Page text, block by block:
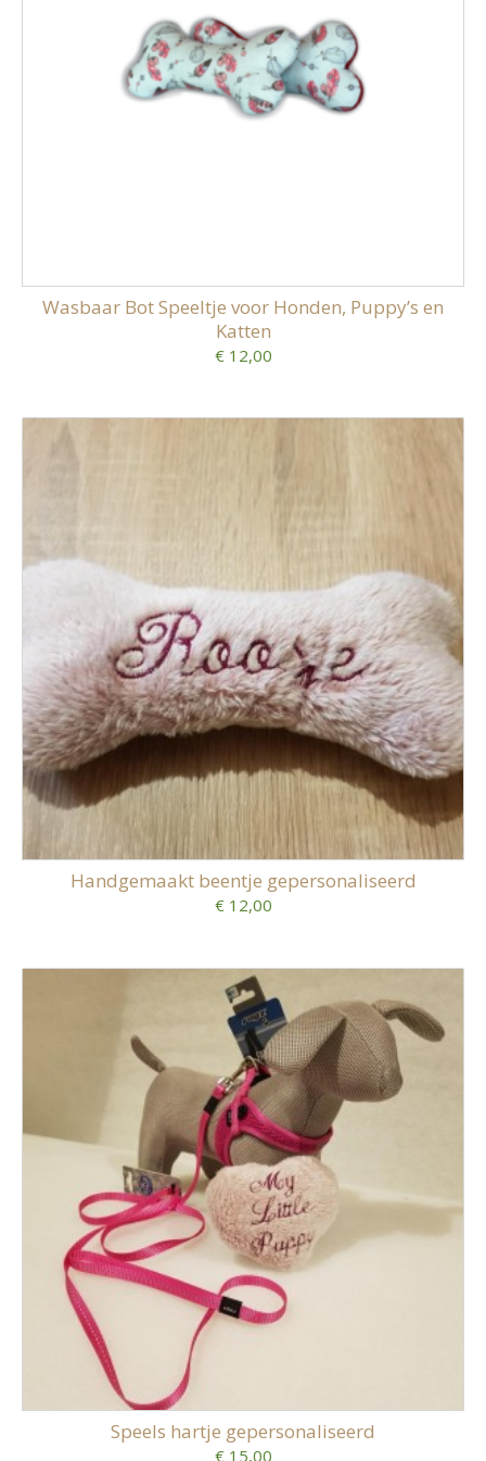
Wasbaar Bot Speeltje voor Honden, Puppy’s en
Katten
€ 12,00
Handgemaakt beentje gepersonaliseerd
€ 12,00
Speels hartje gepersonaliseerd
€ 15,00